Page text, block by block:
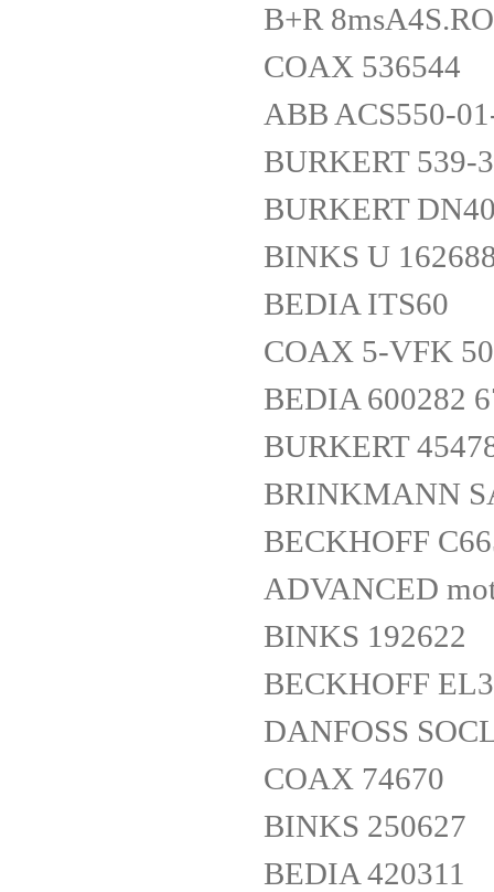
B+R
COAX 536544
ABB ACS550-
BURKERT 539-
BURKERT
BINKS U
BEDIA ITS60
COAX 5-VFK
BEDIA 600282
BURKERT
BRINKMANN
BECKHOFF
ADVANCED
BINKS 192622
BECKHOFF
DANFOSS
COAX 74670
BINKS 250627
BEDIA 420311